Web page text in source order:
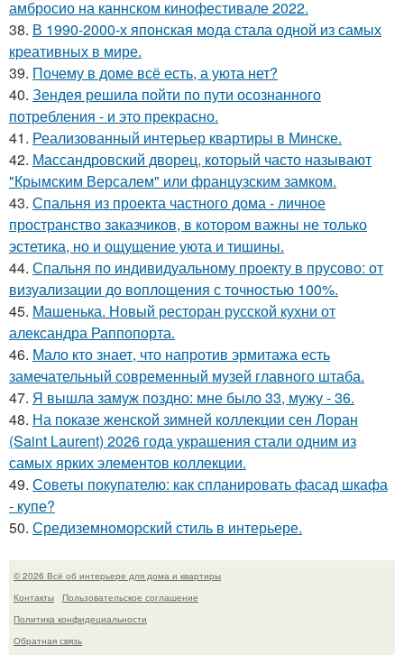
амбросио на каннском кинофестивале 2022.
38. В 1990-2000-х японская мода стала одной из самых
креативных в мире.
39. Почему в доме всё есть, а уюта нет?
40. Зендея решила пойти по пути осознанного
потребления - и это прекрасно.
41. Реализованный интерьер квартиры в Минске.
42. Массандровский дворец, который часто называют
"Крымским Версалем" или французским замком.
43. Спальня из проекта частного дома - личное
пространство заказчиков, в котором важны не только
эстетика, но и ощущение уюта и тишины.
44. Спальня по индивидуальному проекту в прусово: от
визуализации до воплощения с точностью 100%.
45. Машенька. Новый ресторан русской кухни от
александра Раппопорта.
46. Мало кто знает, что напротив эрмитажа есть
замечательный современный музей главного штаба.
47. Я вышла замуж поздно: мне было 33, мужу - 36.
48. На показе женской зимней коллекции сен Лоран
(Saint Laurent) 2026 года украшения стали одним из
самых ярких элементов коллекции.
49. Советы покупателю: как спланировать фасад шкафа
- купе?
50. Средиземноморский стиль в интерьере.
© 2026 Всё об интерьере для дома и квартиры
Контакты
Пользовательское соглашение
Политика конфидециальности
Обратная связь